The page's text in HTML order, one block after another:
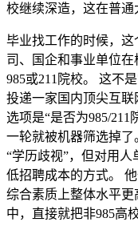
校继续深造，这在普通
毕业找工作的时候，
司、国企和事业单位
985或211院校。 这不
投递一家国内顶尖互
选项是“是否为985/211
一轮就被机器筛选掉
“学历歧视”，但对用
低招聘成本的方式。
综合素质上整体水平
中，直接就把非985高